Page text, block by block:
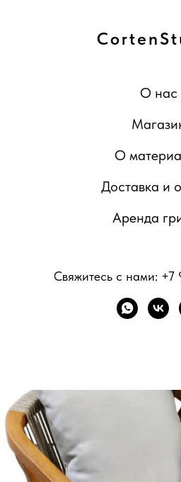
О нас
О
Доставка и
Аренда
Свяжитесь с нами: +7